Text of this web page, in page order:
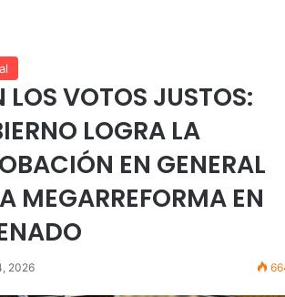
LOS VOTOS JUSTOS:
LOGRA LA
EN GENERAL
MEGARREFORMA EN
2026